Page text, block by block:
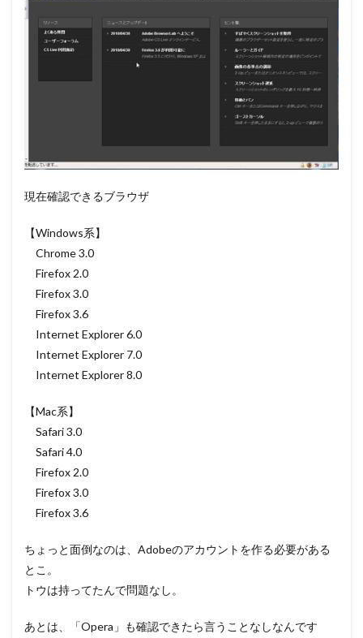
現在確認できるブラウザ
【Windows系】
Chrome 3.0
Firefox 2.0
Firefox 3.0
Firefox 3.6
Internet Explorer 6.0
Internet Explorer 7.0
Internet Explorer 8.0
【Mac系】
Safari 3.0
Safari 4.0
Firefox 2.0
Firefox 3.0
Firefox 3.6
ちょっと面倒なのは、Adobeのアカウントを作る必要がある
とこ。
トウは持ってたんで問題なし。
あとは、「Opera」も確認できたら言うことなしなんです